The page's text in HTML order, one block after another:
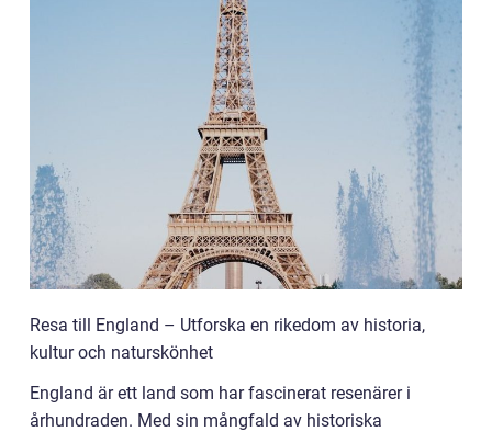
Resa till England – Utforska en rikedom av historia,
kultur och naturskönhet
England är ett land som har fascinerat resenärer i
århundraden. Med sin mångfald av historiska